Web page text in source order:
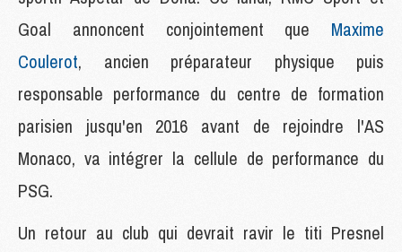
Goal annoncent conjointement que Maxime
Coulerot, ancien préparateur physique puis
responsable performance du centre de formation
parisien jusqu'en 2016 avant de rejoindre l'AS
Monaco, va intégrer la cellule de performance du
PSG.
Un retour au club qui devrait ravir le titi Presnel